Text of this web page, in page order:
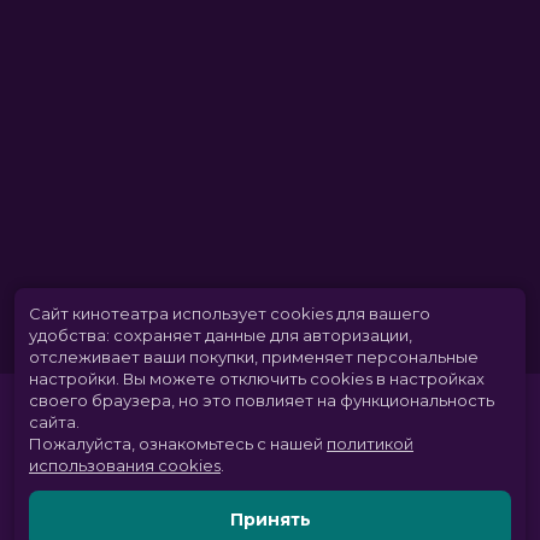
Сайт кинотеатра использует cookies для вашего
удобства: сохраняет данные для авторизации,
отслеживает ваши покупки, применяет персональные
настройки. Вы можете отключить cookies в настройках
своего браузера, но это повлияет на функциональность
сайта.
Пожалуйста, ознакомьтесь с нашей политикой
использования cookies
Принять